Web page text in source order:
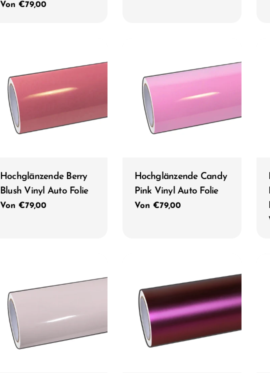
Regulärer
Von €79,00
Typ:
Hochglänzende Berry
Blush Vinyl Auto Folie
Regulärer
Von €79,00
Typ:
Hochglänzende Candy
Pink Vinyl Auto Folie
Regulärer
Von €79,00